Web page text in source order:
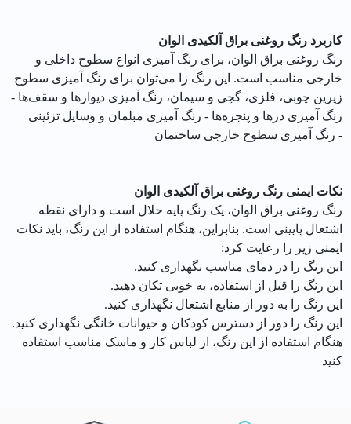
کاربرد رنگ روغنی براق آلکیدی الوان
رنگ روغنی براق الوان، برای رنگ آمیزی انواع سطوح داخلی و
خارجی مناسب است. این رنگ را می‌توان برای رنگ آمیزی سطوح
زیرین چوبی، فلزی، گچی و سیمان، رنگ آمیزی دیوارها و سقف‌ها -
رنگ آمیزی درها و پنجره‌ها - رنگ آمیزی مبلمان و وسایل تزئینی
- رنگ آمیزی سطوح خارجی ساختمان
نکات ایمنی رنگ روغنی براق آلکیدی الوان
رنگ روغنی براق الوان، یک رنگ پایه حلال است و دارای نقطه
اشتعال پایینی است. بنابراین، هنگام استفاده از این رنگ، باید نکات
ایمنی زیر را رعایت کرد:
این رنگ را در دمای مناسب نگهداری کنید.
این رنگ را قبل از استفاده، به خوبی تکان دهید.
این رنگ را به دور از منابع اشتعال نگهداری کنید.
این رنگ را دور از دسترس کودکان و حیوانات خانگی نگهداری کنید.
هنگام استفاده از این رنگ، از لباس کار و ماسک مناسب استفاده
کنید